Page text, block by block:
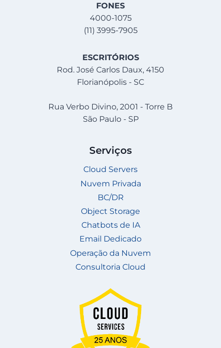
FONES
4000-1075
(11) 3995-7905
ESCRITÓRIOS
Rod. José Carlos Daux, 4150
Florianópolis - SC
Rua Verbo Divino, 2001 - Torre B
São Paulo - SP
Serviços
Cloud Servers
Nuvem Privada
BC/DR
Object Storage
Chatbots de IA
Email Dedicado
Operação da Nuvem
Consultoria Cloud